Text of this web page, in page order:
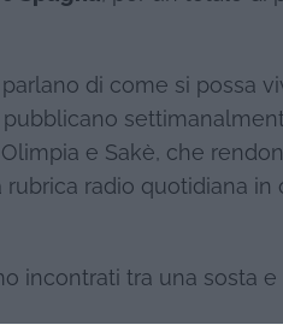
parlano di come si possa
e Sakè, che
radio quotidiana in
incontrati tra una sosta e